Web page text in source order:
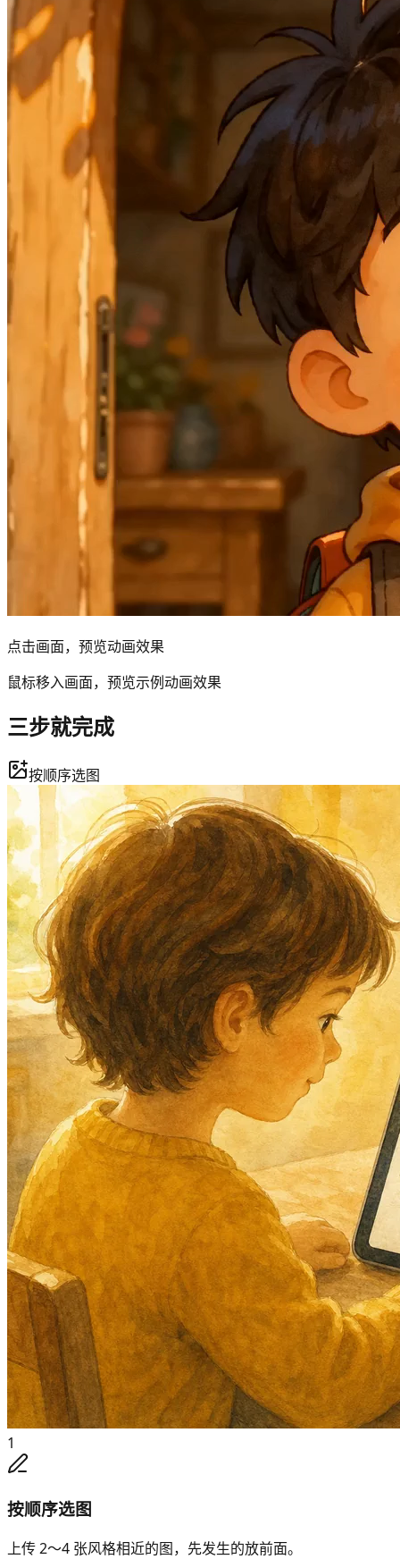
点击画面，预览动画效果
鼠标移入画面，预览示例动画效果
三步就完成
按顺序选图
1
按顺序选图
上传 2～4 张风格相近的图，先发生的放前面。